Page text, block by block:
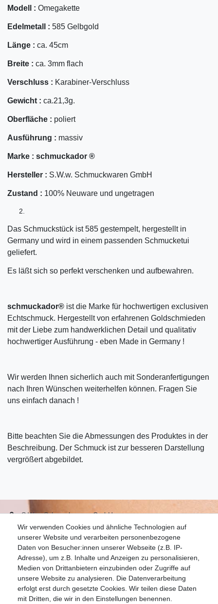
Modell : Omegakette
Edelmetall : 585 Gelbgold
Länge : ca. 45cm
Breite : ca. 3mm flach
Verschluss : Karabiner-Verschluss
Gewicht : ca.21,3g.
Oberfläche : poliert
Ausführung : massiv
Marke : schmuckador ®
Hersteller : S.W.w. Schmuckwaren GmbH
Zustand : 100% Neuware und ungetragen
Das Schmuckstück ist 585 gestempelt, hergestellt in
Germany und wird in einem passenden Schmucketui
geliefert.
Es läßt sich so perfekt verschenken und aufbewahren.
schmuckador® ist die Marke für hochwertigen exclusiven
Echtschmuck. Hergestellt von erfahrenen Goldschmieden
mit der Liebe zum handwerklichen Detail und qualitativ
hochwertiger Ausführung - eben Made in Germany !
Wir werden Ihnen sicherlich auch mit Sonderanfertigungen
nach Ihren Wünschen weiterhelfen können. Fragen Sie
uns einfach danach !
Bitte beachten Sie die Abmessungen des Produktes in der
Beschreibung. Der Schmuck ist zur besseren Darstellung
vergrößert abgebildet.
Wir verwenden Cookies und ähnliche Technologien auf
unserer Website und verarbeiten personenbezogene
Daten von Besucher:innen unserer Webseite (z.B. IP-
Adresse), um z.B. Inhalte und Anzeigen zu personalisieren,
Medien von Drittanbietern einzubinden oder Zugriffe auf
unsere Website zu analysieren. Die Datenverarbeitung
erfolgt erst durch gesetzte Cookies. Wir teilen diese Daten
mit Dritten, die wir in den Einstellungen benennen.
S.W.w. Schmuckwaren GmbH
07051-9608828
info@schmuckador.de
Montag bis Freitag 8.30 – 12.00 Uhr und 13.30 bis 17.30 Uhr
Widerrufs­recht Widerrufs­formular Impressum